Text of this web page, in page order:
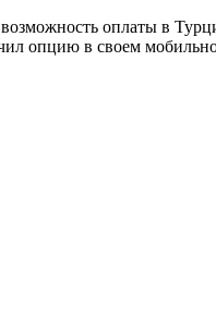
оплаты в
опцию в своем